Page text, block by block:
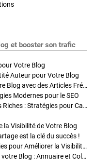
et booster son trafic
Votre Blog
Auteur pour Votre Blog
Stratégies de Publication : Boostez Votre Blog avec des Articles Fréquents et Exclusifs
Modernes pour le SEO
Enrichir Vos Articles avec des Contenus Riches : Stratégies pour Captiver et Optimiser
la Visibilité de Votre Blog
est la clé du succès !
Optimisation SEO des Articles : Stratégies pour Améliorer la Visibilité de Votre Blog
Stratégies pour améliorer la visibilité de votre Blog : Annuaire et Collaborations